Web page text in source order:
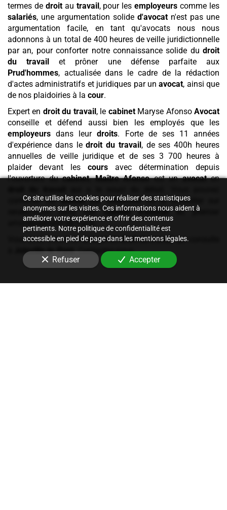
termes de droitau travail, pour lesemployeurscomme les
salariés, une argumentation solide d'avocat n'est pas une
argumentation facile, en tant qu'avocats nous nous
adonnons à un total de 400 heures de veille juridictionnelle
par an, pour conforter notre connaissance solide du droit
du travail et prôner une défense parfaite aux
Prud'hommes, actualisée dans le cadre de la rédaction
d'actes administratifs et juridiques par unavocat, ainsi que
de nos plaidoiries à la cour.
Expert en droit du travail, le cabinetMaryse AfonsoAvocat
conseille et défend aussi bien les employés que les
employeurs dans leurdroits. Forte de ses 11 années
d'expérience dans ledroit du travail, de ses 400h heures
annuelles de veille juridique et de ses 3 700 heures à
plaider devant les cours avec détermination depuis
l'ouverture ducabinet,Maître Afonsoest unavocaten
contacter cetavocatpar téléphone ou la consulter sur
rendez-vous dans soncabinet d'avocatdu premier
arrondissement de Paris.
Vous avez trouvé unavocat en droit du travailqui consulte
Joinville-le-Pont. Contactez-nous.
Ce site utilise les cookies pour réaliser des statistiques
anonymes sur les visites. Ces informations nous aident à
améliorer votre expérience et offrir des contenus
pertinents. Notre politique de confidentialité est
accessible en pied de page dans les mentions légales.
Refuser Accepter